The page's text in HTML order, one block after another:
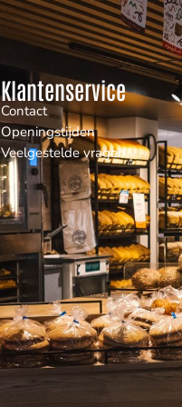
Klantenservice
Contact
Openingstijden
Veelgestelde vragen